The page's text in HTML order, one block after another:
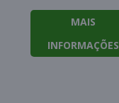
MAIS
INFORMAÇÕES